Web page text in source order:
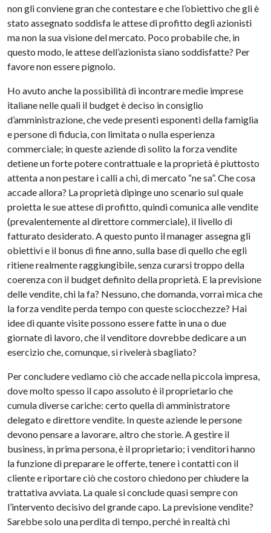
non gli conviene gran che contestare e che l’obiettivo che gli è
stato assegnato soddisfa le attese di profitto degli azionisti
ma non la sua visione del mercato. Poco probabile che, in
questo modo, le attese dell’azionista siano soddisfatte? Per
favore non essere pignolo.
Ho avuto anche la possibilità di incontrare medie imprese
italiane nelle quali il budget è deciso in consiglio
d’amministrazione, che vede presenti esponenti della famiglia
e persone di fiducia, con limitata o nulla esperienza
commerciale; in queste aziende di solito la forza vendite
detiene un forte potere contrattuale e la proprietà è piuttosto
attenta a non pestare i calli a chi, di mercato “ne sa”. Che cosa
accade allora? La proprietà dipinge uno scenario sul quale
proietta le sue attese di profitto, quindi comunica alle vendite
(prevalentemente al direttore commerciale), il livello di
fatturato desiderato. A questo punto il manager assegna gli
obiettivi e il bonus di fine anno, sulla base di quello che egli
ritiene realmente raggiungibile, senza curarsi troppo della
coerenza con il budget definito della proprietà. E la previsione
delle vendite, chi la fa? Nessuno, che domanda, vorrai mica che
la forza vendite perda tempo con queste sciocchezze? Hai
idee di quante visite possono essere fatte in una o due
giornate di lavoro, che il venditore dovrebbe dedicare a un
esercizio che, comunque, si rivelerà sbagliato?
Per concludere vediamo ciò che accade nella piccola impresa,
dove molto spesso il capo assoluto è il proprietario che
cumula diverse cariche: certo quella di amministratore
delegato e direttore vendite. In queste aziende le persone
devono pensare a lavorare, altro che storie. A gestire il
business, in prima persona, è il proprietario; i venditori hanno
la funzione di preparare le offerte, tenere i contatti con il
cliente e riportare ciò che costoro chiedono per chiudere la
trattativa avviata. La quale si conclude quasi sempre con
l’intervento decisivo del grande capo. La previsione vendite?
Sarebbe solo una perdita di tempo, perché in realtà chi